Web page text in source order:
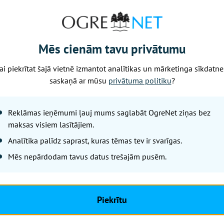
uzaicinājuma vēstuli no Nacionālā veselības
ietvaros, izmeklējums ir bez maksas (uzaicinājuma
datuma). Ar ģimenes ārsta vai ārstējoša ārsta
Nacionālo veselības dienestu, – par maksu.
pieraksts, zvanot uz tālruņa numuru 27866655
ir aicināti iepriekš sagatavot personas kodu un
Mēs cienām tavu privātumu
piekrītat šajā vietnē izmantot analītikas un mārketinga
saskaņā ar mūsu privātuma politiku?
Reklāmas ieņēmumi ļauj mums saglabāt OgreNet ziņas bez
maksas visiem lasītājiem.
Analītika palīdz saprast, kuras tēmas tev ir svarīgas.
Mēs nepārdodam tavus datus trešajām pusēm.
Piekrītu